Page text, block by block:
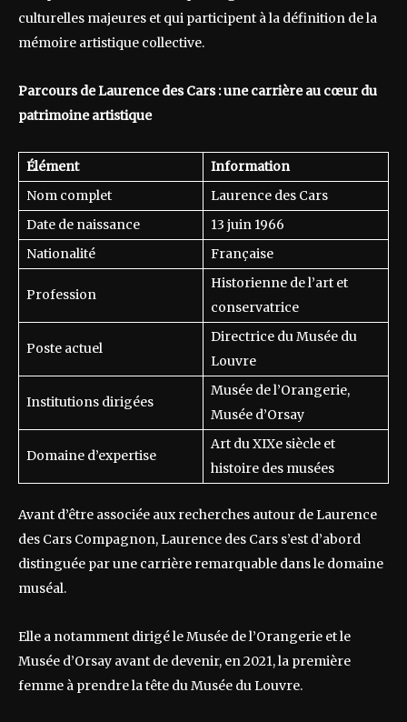
culturelles majeures et qui participent à la définition de la
mémoire artistique collective.
Parcours de Laurence des Cars : une carrière au cœur du
patrimoine artistique
Élément
Information
Nom complet
Laurence des Cars
Date de naissance
13 juin 1966
Nationalité
Française
Profession
Historienne de l’art et
conservatrice
Poste actuel
Directrice du Musée du
Louvre
Institutions dirigées
Musée de l’Orangerie,
Musée d’Orsay
Domaine d’expertise
Art du XIXe siècle et
histoire des musées
Avant d’être associée aux recherches autour de Laurence
des Cars Compagnon, Laurence des Cars s’est d’abord
distinguée par une carrière remarquable dans le domaine
muséal.
Elle a notamment dirigé le Musée de l’Orangerie et le
Musée d’Orsay avant de devenir, en 2021, la première
femme à prendre la tête du Musée du Louvre.